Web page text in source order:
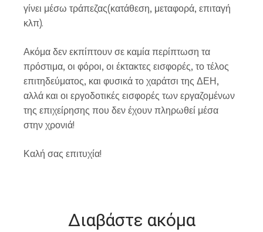
γίνει μέσω τράπεζας(κατάθεση, μεταφορά, επιταγή
κλπ).
Ακόμα δεν εκπίπτουν σε καμία περίπτωση τα
πρόστιμα, οι φόροι, οι έκτακτες εισφορές, το τέλος
επιτηδεύματος, και φυσικά το χαράτσι της ΔΕΗ,
αλλά και οι εργοδοτικές εισφορές των εργαζομένων
της επιχείρησης που δεν έχουν πληρωθεί μέσα
στην χρονιά!
Καλή σας επιτυχία!
Διαβάστε ακόμα